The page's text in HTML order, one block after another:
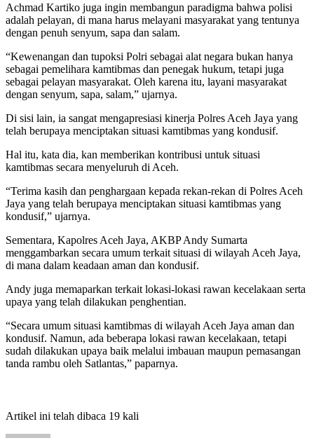
Achmad Kartiko juga ingin membangun paradigma bahwa polisi
adalah pelayan, di mana harus melayani masyarakat yang tentunya
dengan penuh senyum, sapa dan salam.
“Kewenangan dan tupoksi Polri sebagai alat negara bukan hanya
sebagai pemelihara kamtibmas dan penegak hukum, tetapi juga
sebagai pelayan masyarakat. Oleh karena itu, layani masyarakat
dengan senyum, sapa, salam,” ujarnya.
Di sisi lain, ia sangat mengapresiasi kinerja Polres Aceh Jaya yang
telah berupaya menciptakan situasi kamtibmas yang kondusif.
Hal itu, kata dia, kan memberikan kontribusi untuk situasi
kamtibmas secara menyeluruh di Aceh.
“Terima kasih dan penghargaan kepada rekan-rekan di Polres Aceh
Jaya yang telah berupaya menciptakan situasi kamtibmas yang
kondusif,” ujarnya.
Sementara, Kapolres Aceh Jaya, AKBP Andy Sumarta
menggambarkan secara umum terkait situasi di wilayah Aceh Jaya,
di mana dalam keadaan aman dan kondusif.
Andy juga memaparkan terkait lokasi-lokasi rawan kecelakaan serta
upaya yang telah dilakukan penghentian.
“Secara umum situasi kamtibmas di wilayah Aceh Jaya aman dan
kondusif. Namun, ada beberapa lokasi rawan kecelakaan, tetapi
sudah dilakukan upaya baik melalui imbauan maupun pemasangan
tanda rambu oleh Satlantas,” paparnya.
Artikel ini telah dibaca 19 kali